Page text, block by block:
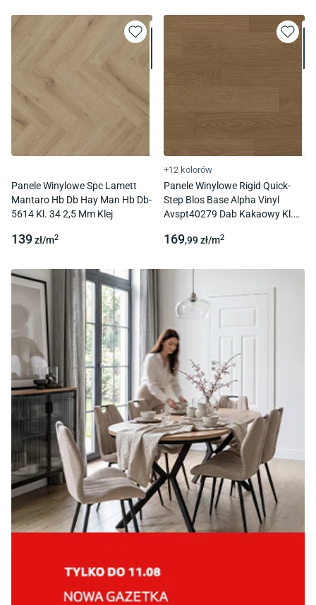
Panele Winylowe Spc Lamett
Mantaro Hb Db Hay Man Hb Db-
5614 Kl. 34 2,5 Mm Klej
139zł/m2
+12 kolorów
Panele Winylowe Rigid Quick-
Step Blos Base Alpha Vinyl
Avspt40279 Dab Kakaowy Kl.
169,99zł/m2